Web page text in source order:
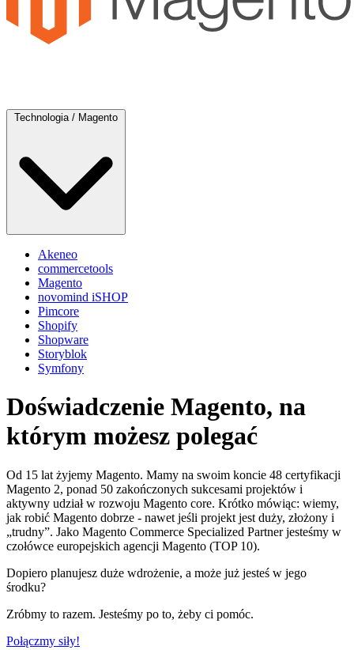
Technologia / Magento
Akeneo
commercetools
Magento
novomind iSHOP
Pimcore
Shopify
Shopware
Storyblok
Symfony
Doświadczenie Magento, na
którym możesz polegać
Od 15 lat żyjemy Magento. Mamy na swoim koncie 48 certyfikacji
Magento 2, ponad 50 zakończonych sukcesami projektów i
aktywny udział w rozwoju Magento core. Krótko mówiąc: wiemy,
jak robić Magento dobrze - nawet jeśli projekt jest duży, złożony i
„trudny”. Jako Magento Commerce Specialized Partner jesteśmy w
czołówce europejskich agencji Magento (TOP 10).
Dopiero planujesz duże wdrożenie, a może już jesteś w jego
środku?
Zróbmy to razem. Jesteśmy po to, żeby ci pomóc.
Połączmy siły!